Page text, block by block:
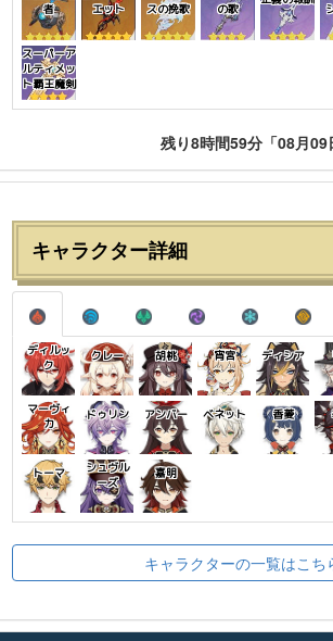
者
エット
スの挽歌
の歌
スーパーア
ルティメッ
ト覇王魔剣
残り8時間59分「08月09
キャラクター詳細
ディルッ
ク
クレー 胡桃 宵宮 ディシア
マーヴィ
カ
ドゥリン アンバー ベネット 香菱
トーマ
シュヴル
ーズ
嘉明
キャラクターの一覧はこち